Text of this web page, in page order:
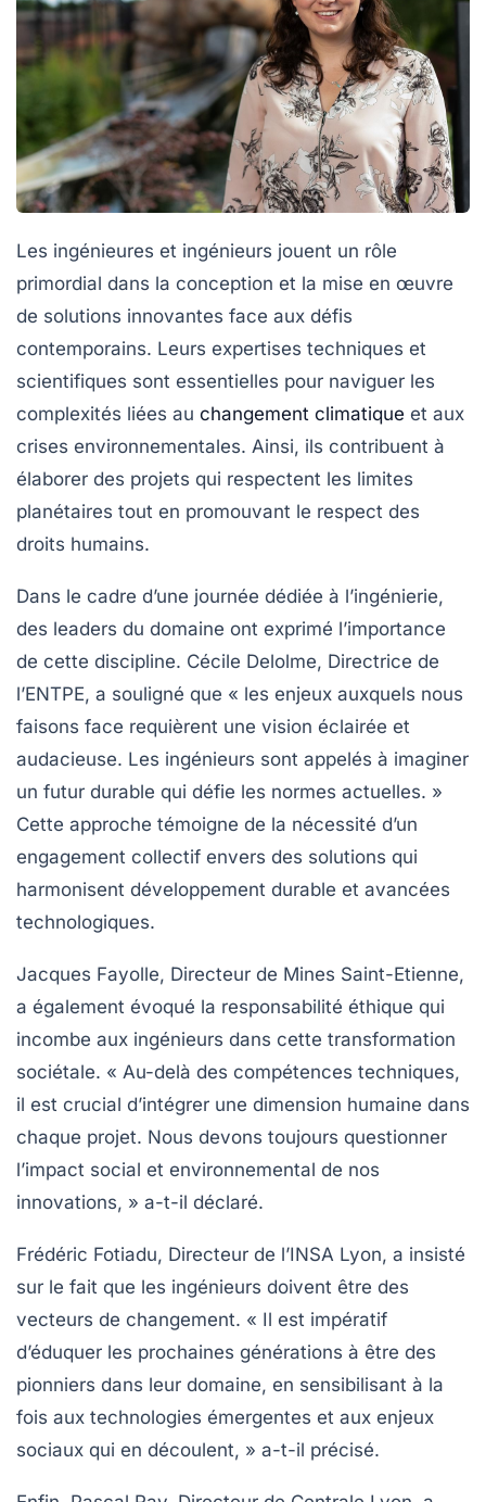
Les ingénieures et ingénieurs jouent un rôle
primordial dans la conception et la mise en œuvre
de solutions innovantes face aux défis
contemporains. Leurs expertises techniques et
scientifiques sont essentielles pour naviguer les
complexités liées au changement climatique et aux
crises environnementales. Ainsi, ils contribuent à
élaborer des projets qui respectent les limites
planétaires tout en promouvant le respect des
droits humains.
Dans le cadre d’une journée dédiée à l’ingénierie,
des leaders du domaine ont exprimé l’importance
de cette discipline. Cécile Delolme, Directrice de
l’ENTPE, a souligné que « les enjeux auxquels nous
faisons face requièrent une vision éclairée et
audacieuse. Les ingénieurs sont appelés à imaginer
un futur durable qui défie les normes actuelles. »
Cette approche témoigne de la nécessité d’un
engagement collectif envers des solutions qui
harmonisent développement durable et avancées
technologiques.
Jacques Fayolle, Directeur de Mines Saint-Etienne,
a également évoqué la responsabilité éthique qui
incombe aux ingénieurs dans cette transformation
sociétale. « Au-delà des compétences techniques,
il est crucial d’intégrer une dimension humaine dans
chaque projet. Nous devons toujours questionner
l’impact social et environnemental de nos
innovations, » a-t-il déclaré.
Frédéric Fotiadu, Directeur de l’INSA Lyon, a insisté
sur le fait que les ingénieurs doivent être des
vecteurs de changement. « Il est impératif
d’éduquer les prochaines générations à être des
pionniers dans leur domaine, en sensibilisant à la
fois aux technologies émergentes et aux enjeux
sociaux qui en découlent, » a-t-il précisé.